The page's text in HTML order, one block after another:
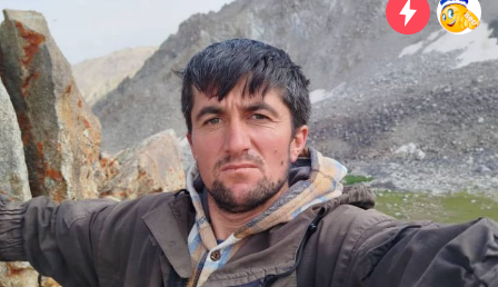
ц
в
н
а
з
а
д